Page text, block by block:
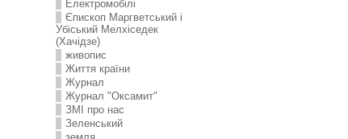
Електромобілі
Єпископ Маргветський і
Убіський Мелхіседек
(Хачідзе)
живопис
Життя країни
Журнал
Журнал "Оксамит"
ЗMI про нас
Зеленський